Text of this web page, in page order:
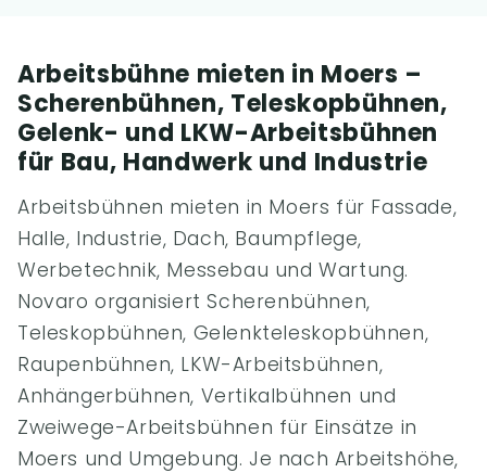
Arbeitsbühne mieten in Moers –
Scherenbühnen, Teleskopbühnen,
Gelenk- und LKW-Arbeitsbühnen
für Bau, Handwerk und Industrie
Arbeitsbühnen mieten in Moers für Fassade,
Halle, Industrie, Dach, Baumpflege,
Werbetechnik, Messebau und Wartung.
Novaro organisiert Scherenbühnen,
Teleskopbühnen, Gelenkteleskopbühnen,
Raupenbühnen, LKW-Arbeitsbühnen,
Anhängerbühnen, Vertikalbühnen und
Zweiwege-Arbeitsbühnen für Einsätze in
Moers und Umgebung. Je nach Arbeitshöhe,